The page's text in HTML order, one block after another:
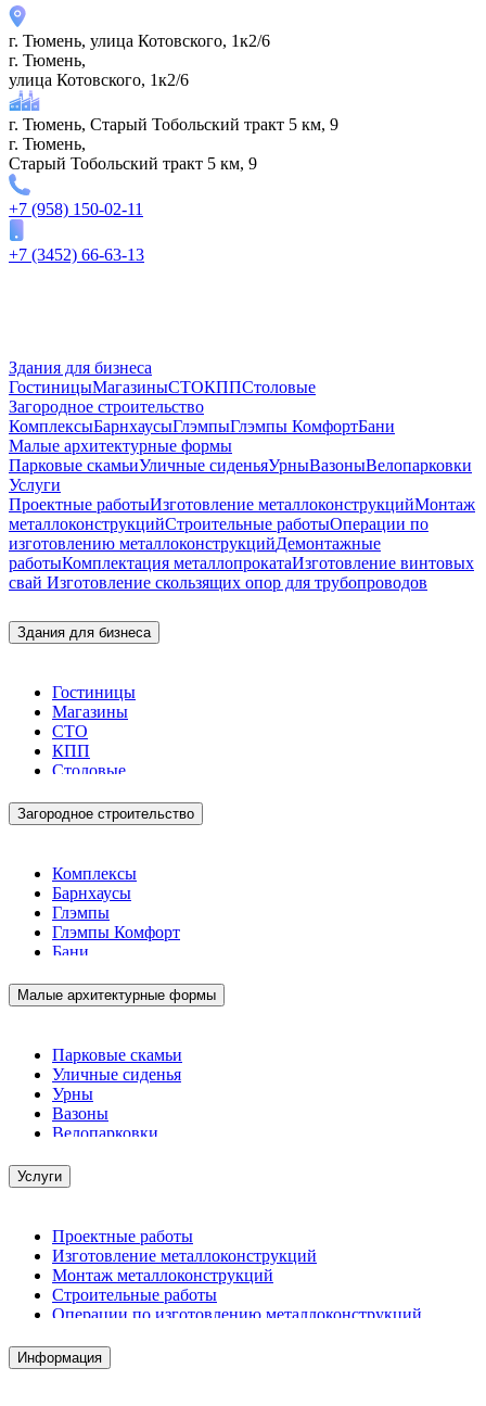
г. Тюмень, улица Котовского, 1к2/6
г. Тюмень,
улица Котовского, 1к2/6
г. Тюмень, Старый Тобольский тракт 5 км, 9
г. Тюмень,
Старый Тобольский тракт 5 км, 9
+7 (958) 150-02-11
+7 (3452) 66-63-13
Здания для бизнеса
ГостиницыМагазиныСТОКППСтоловые
Загородное строительство
КомплексыБарнхаусыГлэмпыГлэмпы КомфортБани
Малые архитектурные формы
Парковые скамьиУличные сиденьяУрныВазоныВелопарковки
Услуги
Проектные работыИзготовление металлоконструкцийМонтаж
металлоконструкцийСтроительные работыОперации по
изготовлению металлоконструкцийДемонтажные
работыКомплектация металлопрокатаИзготовление винтовых
свай Изготовление скользящих опор для трубопроводов
Здания для бизнеса
Гостиницы
Магазины
СТО
КПП
Столовые
Загородное строительство
Комплексы
Барнхаусы
Глэмпы
Глэмпы Комфорт
Бани
Малые архитектурные формы
Парковые скамьи
Уличные сиденья
Урны
Вазоны
Велопарковки
Услуги
Проектные работы
Изготовление металлоконструкций
Монтаж металлоконструкций
Строительные работы
Операции по изготовлению металлоконструкций
Комплектация металлопроката
Изготовление винтовых свай
Информация